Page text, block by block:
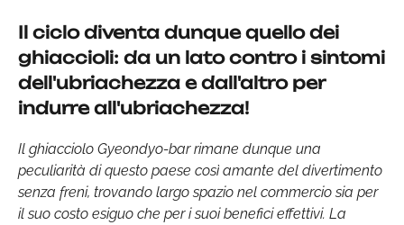
Il ciclo diventa dunque quello dei
ghiaccioli: da un lato contro i sintomi
dell'ubriachezza e dall'altro per
indurre all'ubriachezza!
Il ghiacciolo Gyeondyo-bar rimane dunque una
peculiarità di questo paese così amante del divertimento
senza freni, trovando largo spazio nel commercio sia per
il suo costo esiguo che per i suoi benefici effettivi. La